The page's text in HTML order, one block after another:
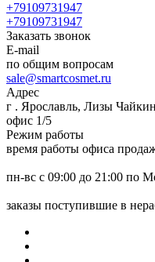
+79109731947
+79109731947
Заказать звонок
E-mail
по общим вопросам
sale@smartcosmet.ru
Адрес
г . Ярославль, Лизы
офис 1/5
Режим работы
время работы офиса
пн-вс с 09:00 до 21:00 по
заказы поступившие в